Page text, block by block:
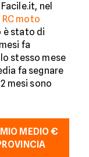
nel
RC moto
è stato di
fa
stesso mese
fa segnare
mesi sono
MEDIO €